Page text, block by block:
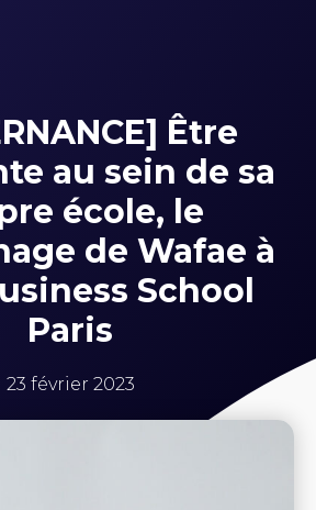
Être
au sein de sa
école, le
de Wafae à
School
Paris
23 février 2023